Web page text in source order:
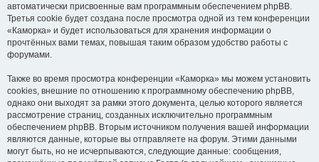
автоматически присвоенные вам программным обеспечением phpBB.
Третья cookie будет создана после просмотра одной из тем конференции
«Каморка» и будет использоваться для хранения информации о
прочтённых вами темах, повышая таким образом удобство работы с
форумами.
Также во время просмотра конференции «Каморка» мы можем установить
cookies, внешние по отношению к программному обеспечению phpBB,
однако они выходят за рамки этого документа, целью которого является
рассмотрение страниц, созданных исключительно программным
обеспечением phpBB. Вторым источником получения вашей информации
являются данные, которые вы отправляете на форум. Этими данными
могут быть, но не исчерпываются, следующие данные: сообщения,